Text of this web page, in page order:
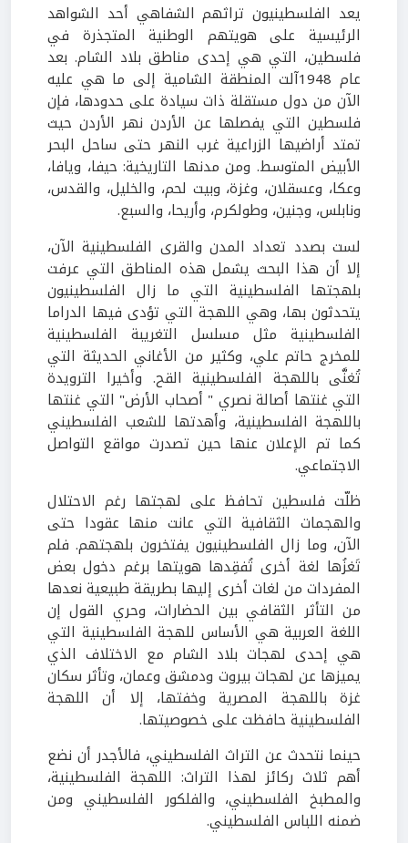
يعد الفلسطينيون تراثهم الشفاهي أحد الشواهد
الرئيسية على هويتهم الوطنية المتجذرة في
فلسطين، التي هي إحدى مناطق بلاد الشام. بعد
عام 1948آلت المنطقة الشامية إلى ما هي عليه
الآن من دول مستقلة ذات سيادة على حدودها، فإن
فلسطين التي يفصلها عن الأردن نهر الأردن حيث
تمتد أراضيها الزراعية غرب النهر حتى ساحل البحر
الأبيض المتوسط. ومن مدنها التاريخية: حيفا، ويافا،
وعكا، وعسقلان، وغزة، وبيت لحم، والخليل، والقدس،
ونابلس، وجنين، وطولكرم، وأريحا، والسبع.
لست بصدد تعداد المدن والقرى الفلسطينية الآن،
إلا أن هذا البحث يشمل هذه المناطق التي عرفت
بلهجتها الفلسطينية التي ما زال الفلسطينيون
يتحدثون بها، وهي اللهجة التي تؤدى فيها الدراما
الفلسطينية مثل مسلسل التغريبة الفلسطينية
للمخرج حاتم علي، وكثير من الأغاني الحديثة التي
تُغنَّى باللهجة الفلسطينية القح. وأخيرا الترويدة
التي غنتها أصالة نصري " أصحاب الأرض" التي غنتها
باللهجة الفلسطينية، وأهدتها للشعب الفلسطيني
كما تم الإعلان عنها حين تصدرت مواقع التواصل
الاجتماعي.
ظلّت فلسطين تحافظ على لهجتها رغم الاحتلال
والهجمات الثقافية التي عانت منها عقودا حتى
الآن، وما زال الفلسطينيون يفتخرون بلهجتهم. فلم
تَغزُها لغة أخرى تُفقِدها هويتها برغم دخول بعض
المفردات من لغات أخرى إليها بطريقة طبيعية نعدها
من التأثر الثقافي بين الحضارات، وحري القول إن
اللغة العربية هي الأساس للهجة الفلسطينية التي
هي إحدى لهجات بلاد الشام مع الاختلاف الذي
يميزها عن لهجات بيروت ودمشق وعمان، وتأثر سكان
غزة باللهجة المصرية وخفتها، إلا أن اللهجة
الفلسطينية حافظت على خصوصيتها.
حينما نتحدث عن التراث الفلسطيني، فالأجدر أن نضع
أهم ثلاث ركائز لهذا التراث: اللهجة الفلسطينية،
والمطبخ الفلسطيني، والفلكور الفلسطيني ومن
ضمنه اللباس الفلسطيني.